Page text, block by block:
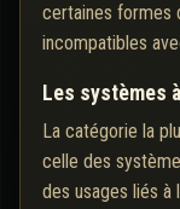
certaines formes
incompatibles
Les systèmes
La catégorie la
celle des
des usages liés à